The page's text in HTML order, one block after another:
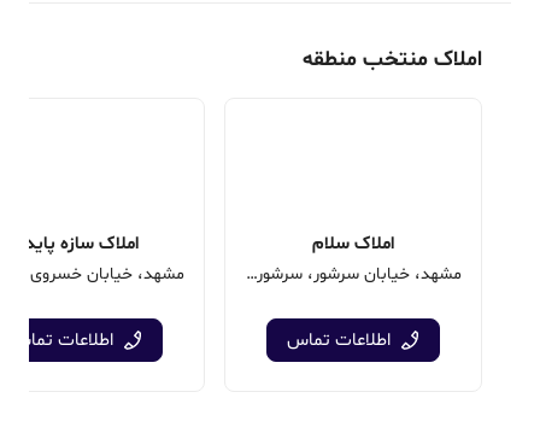
املاک منتخب منطقه
املاک سلام
مشهد، خیابان سرشور، سرشور نبش سرشور 26
اطلاعات تماس
املاک سازه پایدار
اطلاعات تماس